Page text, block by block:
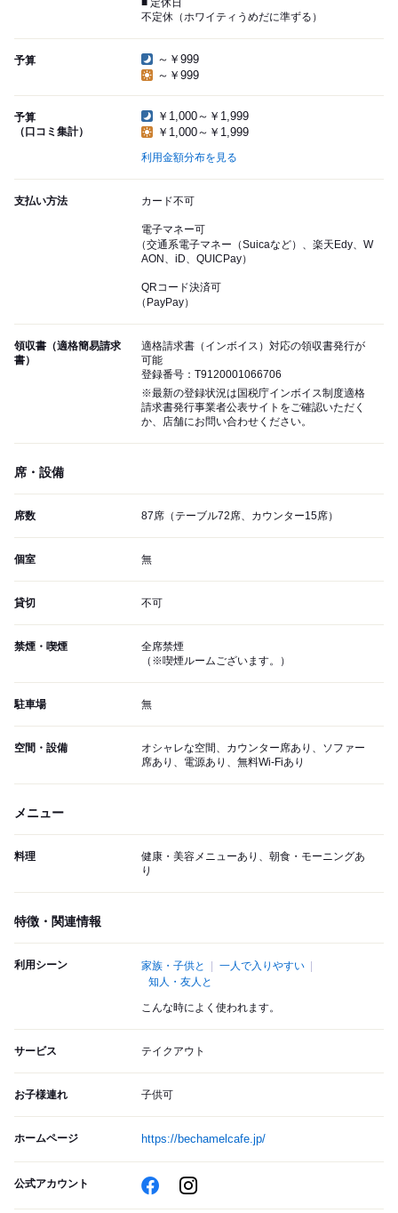
■ 定休日
不定休（ホワイティうめだに準ずる）
予算
～￥999
～￥999
予算
（口コミ集計）
￥1,000～￥1,999
￥1,000～￥1,999
利用金額分布を見る
支払い方法 カード不可
電子マネー可
（交通系電子マネー（Suicaなど）、楽天Edy、W
AON、iD、QUICPay）
QRコード決済可
（PayPay）
領収書（適格簡易請求
書）
適格請求書（インボイス）対応の領収書発行が
可能
登録番号：T9120001066706
※最新の登録状況は国税庁インボイス制度適格
請求書発行事業者公表サイトをご確認いただく
か、店舗にお問い合わせください。
席・設備
席数 87席（テーブル72席、カウンター15席）
個室 無
貸切 不可
禁煙・喫煙
全席禁煙
（※喫煙ルームございます。）
駐車場 無
空間・設備
オシャレな空間、カウンター席あり、ソファー
席あり、電源あり、無料Wi-Fiあり
メニュー
料理
健康・美容メニューあり、朝食・モーニングあ
り
特徴・関連情報
利用シーン 家族・子供と
一人で入りやすい
知人・友人と
こんな時によく使われます。
サービス テイクアウト
お子様連れ 子供可
ホームページ https://bechamelcafe.jp/
公式アカウント